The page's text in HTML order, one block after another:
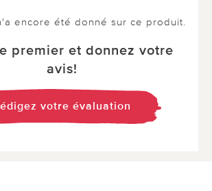
encore été donné sur ce produit.
premier et donnez votre
avis!
votre évaluation